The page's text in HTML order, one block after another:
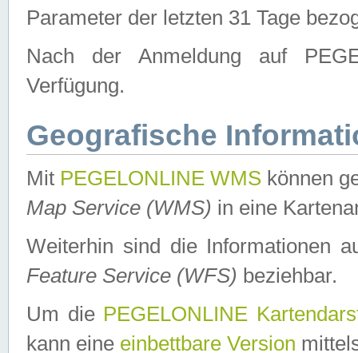
Parameter der letzten 31 Tage
Nach der Anmeldung auf
Verfügung.
Geografische
Mit PEGELONLINE WMS können
Map Service (WMS) in eine
Weiterhin sind die Informationen
Feature Service (WFS) beziehbar.
Um die PEGELONLINE
kann eine einbettbare Version